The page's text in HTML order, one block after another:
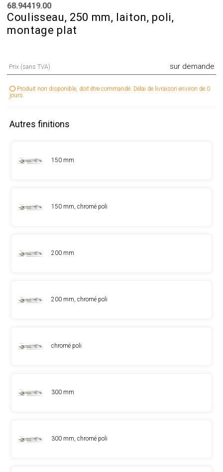
68.94419.00
Coulisseau, 250 mm, laiton, poli,
montage plat
Prix (sans TVA) sur demande
Produit non disponible, doit être commandé. Délai de livraison environ de 0
jours.
Autres finitions
150 mm
150 mm, chromé poli
200 mm
200 mm, chromé poli
chromé poli
300 mm
300 mm, chromé poli